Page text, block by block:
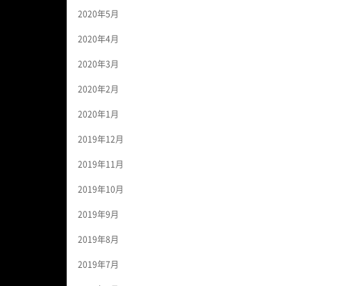
2020年5月
2020年4月
2020年3月
2020年2月
2020年1月
2019年12月
2019年11月
2019年10月
2019年9月
2019年8月
2019年7月